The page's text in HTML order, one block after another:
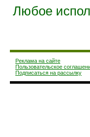
Любое
Реклама на сайте
Пользовательское
Подписаться на рассылку